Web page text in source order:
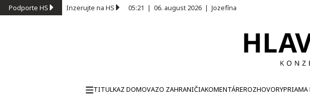
Podporte HS Inzerujte na HS 05:21 | 06. august 2026 | Jozefína
TITULKAZ DOMOVAZO ZAHRANIČIAKOMENTÁREROZHOVORYPRIAMA